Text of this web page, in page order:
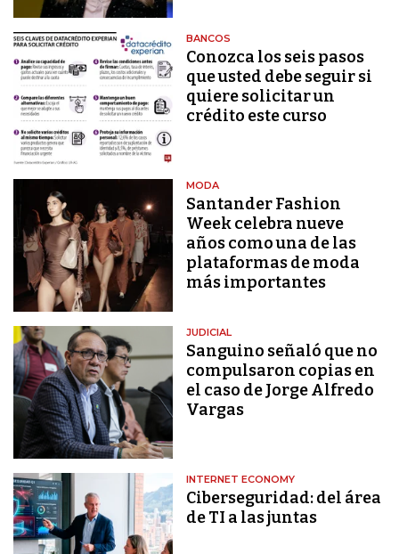
BANCOS
Conozca los seis pasos
que usted debe seguir si
quiere solicitar un
crédito este curso
MODA
Santander Fashion
Week celebra nueve
años como una de las
plataformas de moda
más importantes
JUDICIAL
Sanguino señaló que no
compulsaron copias en
el caso de Jorge Alfredo
Vargas
INTERNET ECONOMY
Ciberseguridad: del área
de TI a las juntas